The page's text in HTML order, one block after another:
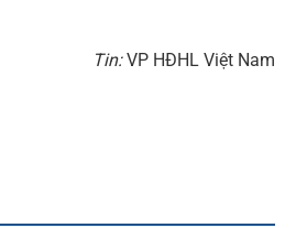
Tin:VP HĐHL Việt Nam